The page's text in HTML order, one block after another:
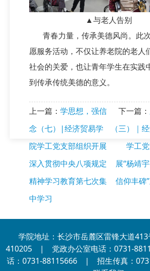
▲与老人告别
青春力量，传承美德风尚。此
愿服务活动，不仅让养老院的老人
社会的关爱，也让青年学生在实践
到传承传统美德的意义。
上一篇： 学思想，强信
念（七）|经济贸易学
院学工党支部组织开展
深入贯彻中央八项规定
精神学习教育第七次集
中学习
下一篇：
（三）｜
学工
展“杨靖
信仰丰碑
学院地址：长沙市岳麓区雷锋大道
410205 | 党政办公室电话：0731-
话：0731-88115666 | 招生传真：